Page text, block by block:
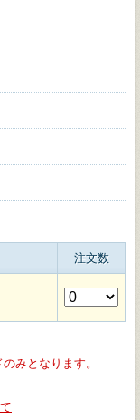
注文数
みとなります。